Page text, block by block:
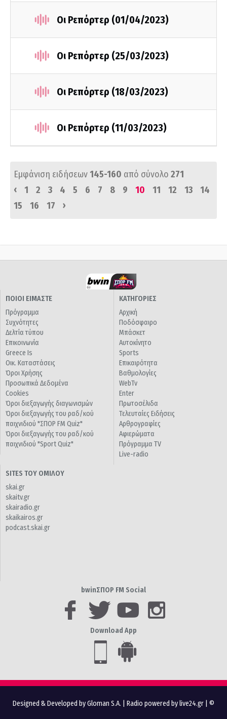
Οι Ρεπόρτερ (01/04/2023)
Οι Ρεπόρτερ (25/03/2023)
Οι Ρεπόρτερ (18/03/2023)
Οι Ρεπόρτερ (11/03/2023)
Εμφάνιση ειδήσεων145-160 από σύνολο 271
‹
1 2 3 4 5 6 7 8 9 10 11 12 13
14
15
16 17 ›
ΠΟΙΟΙ ΕΙΜΑΣΤΕ
Πρόγραμμα
Συχνότητες
Δελτία τύπου
Επικοινωνία
Greece Is
Οικ. Καταστάσεις
Όροι Χρήσης
Προσωπικά Δεδομένα
Cookies
Όροι διεξαγωγής διαγωνισμών
Όροι διεξαγωγής του ραδ/κού
παιχνιδιού "ΣΠΟΡ FM Quiz"
Όροι διεξαγωγής του ραδ/κού
παιχνιδιού "Sport Quiz"
ΚΑΤΗΓΟΡΙΕΣ
Αρχική
Ποδόσφαιρο
Μπάσκετ
Αυτοκίνητο
Sports
Επικαιρότητα
Βαθμολογίες
WebTv
Enter
Πρωτοσέλιδα
Τελευταίες Ειδήσεις
Αρθρογραφίες
Αφιερώματα
Πρόγραμμα TV
Live-radio
SITES ΤΟΥ ΟΜΙΛΟΥ
skai.gr
skaitv.gr
skairadio.gr
skaikairos.gr
podcast.skai.gr
bwinΣΠΟΡ FM Social
Download App
Designed & Developed by Gloman S.A. Radio powered by live24.gr | ©